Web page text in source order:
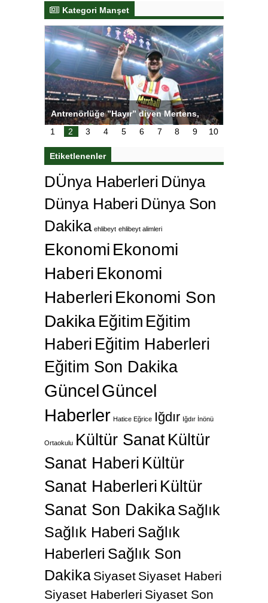
Kategori Manşet
Antrenörlüğe ”Hayır” diyen Mertens,
Galatasaray’dan bakın ne istedi
1
2 3 4 5 6 7 8 9 10
Etiketlenenler
DÜnya Haberleri Dünya
Dünya Haberi Dünya Son
Dakika ehlibeyt ehlibeyt alimleri
Ekonomi Ekonomi
Haberi Ekonomi
Haberleri Ekonomi Son
Dakika Eğitim Eğitim
Haberi Eğitim Haberleri
Eğitim Son Dakika
GüncelGüncel
Haberler Hatice Eğrice Iğdır Iğdır İnönü
Ortaokulu Kültür SanatKültür
Sanat Haberi Kültür
Sanat Haberleri Kültür
Sanat Son DakikaSağlık
Sağlık Haberi Sağlık
Haberleri Sağlık Son
Dakika Siyaset Siyaset Haberi
Siyaset Haberleri Siyaset Son